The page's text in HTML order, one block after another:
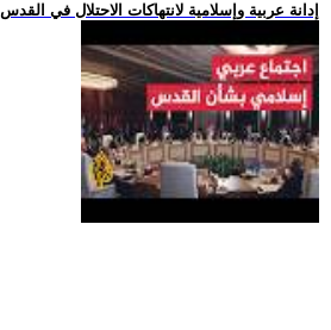
.. إدانة عربية وإسلامية لانتهاكات الاحتلال في القدس